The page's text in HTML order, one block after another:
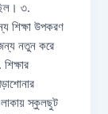
৩.
শিক্ষা উপকরণ
জন্য নতুন করে
স্কুলছুট